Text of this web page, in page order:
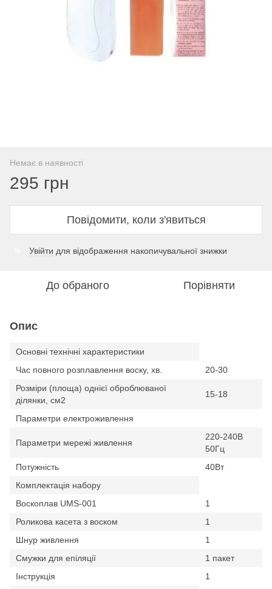
Немає в наявності
295 грн
Повідомити, коли з'явиться
Увійти для відображення накопичувальної знижки
До обраного Порівняти
Опис
Основні технічні характеристики
Час повного розплавлення воску, хв.
20-30
Розміри (площа) однієї оброблюваної
ділянки, см2
15-18
Параметри електроживлення
Параметри мережі живлення
220-240В
50Гц
Потужність
40Вт
Комплектація набору
Воскоплав UMS-001
1
Роликова касета з воском
1
Шнур живлення
1
Смужки для епіляції
1 пакет
Інструкція
1